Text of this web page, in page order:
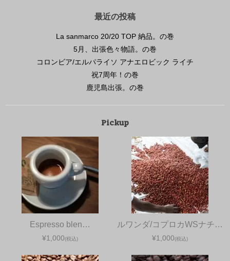
最近の投稿
La sanmarco 20/20 TOP 納品。の巻
5月、出張色々物語。の巻
コロンビア/エルパライソ アナエロビック ライチ
祝7周年！の巻
鹿児島出張。の巻
Pickup
Espresso blen…
¥1,000(税込)
ルワンダ/コプロカWSナチ…
¥1,000(税込)